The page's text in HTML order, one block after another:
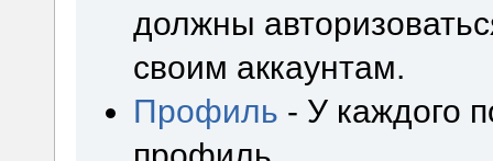
должны
своим аккаунтам.
Профиль - У каждого